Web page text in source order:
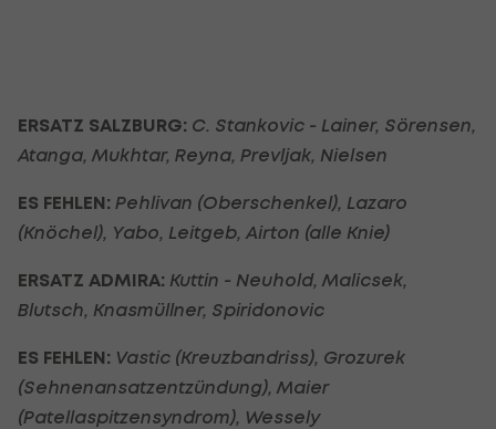
ERSATZ SALZBURG: C. Stankovic - Lainer, Sörensen,
Atanga, Mukhtar, Reyna, Prevljak, Nielsen
ES FEHLEN: Pehlivan (Oberschenkel), Lazaro
(Knöchel), Yabo, Leitgeb, Airton (alle Knie)
ERSATZ ADMIRA: Kuttin - Neuhold, Malicsek,
Blutsch, Knasmüllner, Spiridonovic
ES FEHLEN: Vastic (Kreuzbandriss), Grozurek
(Sehnenansatzentzündung), Maier
(Patellaspitzensyndrom), Wessely